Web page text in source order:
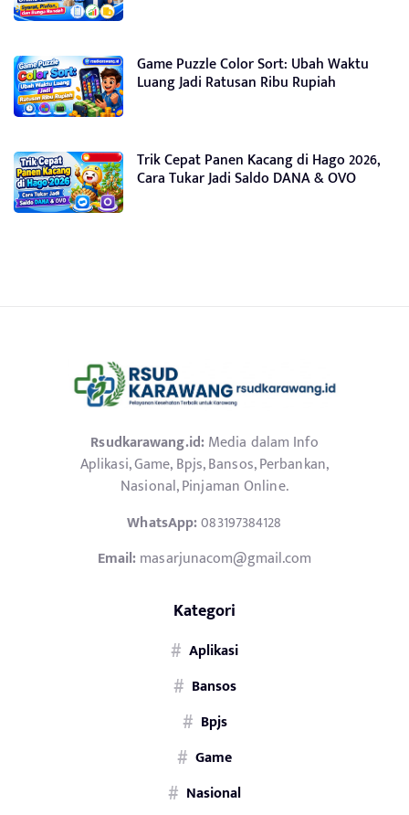
Game Puzzle Color Sort: Ubah Waktu
Luang Jadi Ratusan Ribu Rupiah
Trik Cepat Panen Kacang di Hago 2026,
Cara Tukar Jadi Saldo DANA & OVO
Rsudkarawang.id:Media dalam Info
Aplikasi, Game, Bpjs, Bansos, Perbankan,
Nasional, Pinjaman Online.
WhatsApp:083197384128
Email:masarjunacom@gmail.com
Kategori
Aplikasi
Bansos
Bpjs
Game
Nasional